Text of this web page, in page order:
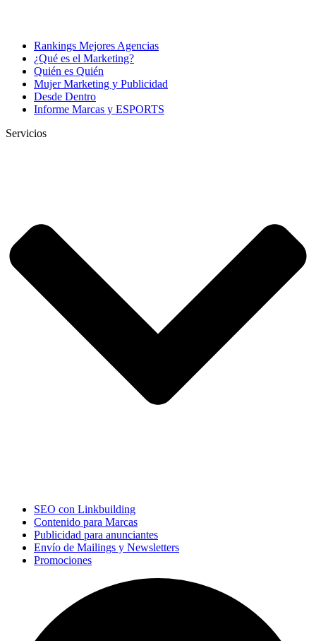
Rankings Mejores Agencias
¿Qué es el Marketing?
Quién es Quién
Mujer Marketing y Publicidad
Desde Dentro
Informe Marcas y ESPORTS
Servicios
SEO con Linkbuilding
Contenido para Marcas
Publicidad para anunciantes
Envío de Mailings y Newsletters
Promociones